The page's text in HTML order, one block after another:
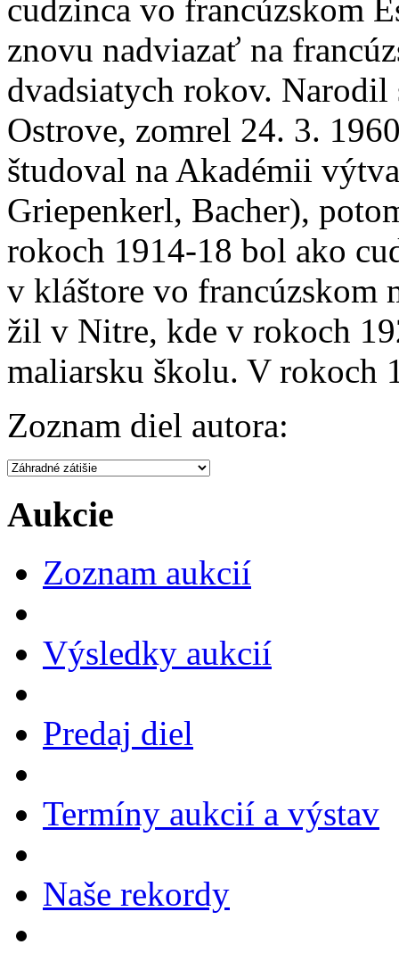
cudzinca vo francúzskom
znovu nadviazať na
dvadsiatych rokov.
Ostrove, zomrel 24. 3.
študoval na Akadémii
Griepenkerl, Bacher),
rokoch 1914-18 bol ako
v kláštore vo francúzskom
žil v Nitre, kde v rokoch
maliarsku školu. V rokoch
Zoznam diel autora:
Aukcie
Zoznam aukcií
Výsledky aukcií
Predaj diel
Termíny aukcií a výstav
Naše rekordy